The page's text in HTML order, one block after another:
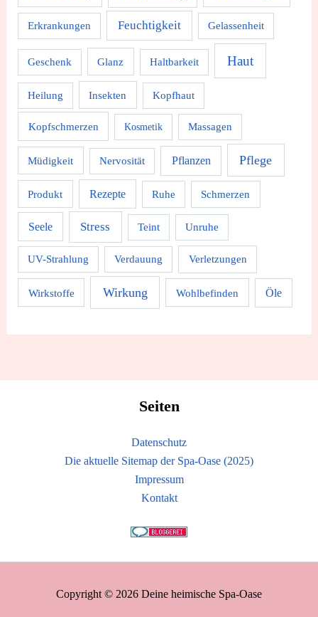
Erkrankungen Feuchtigkeit Gelassenheit
Geschenk Glanz Haltbarkeit Haut
Heilung Insekten Kopfhaut
Kopfschmerzen Kosmetik Massagen
Müdigkeit Nervosität Pflanzen Pflege
Produkt Rezepte Ruhe Schmerzen
Seele Stress Teint Unruhe
UV-Strahlung Verdauung Verletzungen
Wirkstoffe Wirkung Wohlbefinden Öle
Seiten
Datenschutz
Die aktuelle Sitemap der Spa-Oase (2025)
Impressum
Kontakt
Copyright © 2026 Deine heimische Spa-Oase